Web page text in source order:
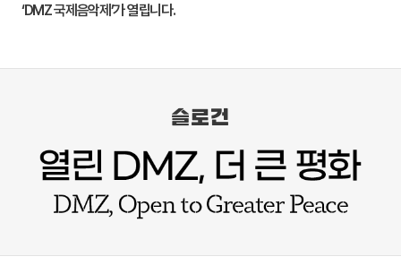
‘DMZ 국제음악제’가 열립니다.
슬로건